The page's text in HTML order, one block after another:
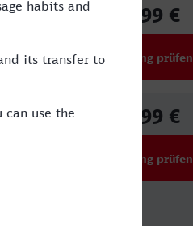
34,99 €
Verbindung prüfen
48,99 €
Verbindung prüfen